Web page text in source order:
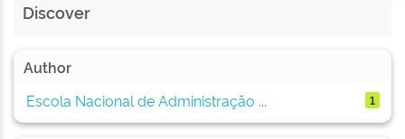
Discover
Author
Escola Nacional de Administração ...
1